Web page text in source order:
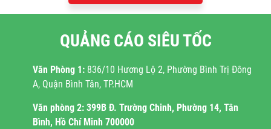
QUẢNG CÁO SIÊU TỐC
Văn Phòng 1: 836/10 Hương Lộ 2, Phường Bình Trị Đông
A, Quận Bình Tân, TP.HCM
Văn phòng 2: 399B Đ. Trường Chinh, Phường 14, Tân
Bình, Hồ Chí Minh 700000